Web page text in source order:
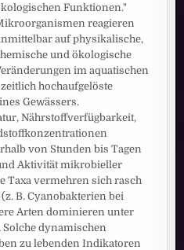
Funktionen."
reagieren
auf physikalische,
und ökologische
im aquatischen
hochaufgelöste
Gewässers.
Nährstoffverfügbarkeit,
von Stunden bis Tagen
Aktivität mikrobieller
Taxa vermehren sich rasch
B. Cyanobakterien bei
Arten dominieren unter
dynamischen
zu lebenden Indikatoren